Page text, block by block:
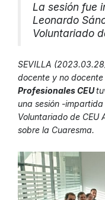
La sesión fue
Leonardo
Voluntariado
SEVILLA
docente y no
Profesionales CEU
una sesión -
Voluntariado de CEU
sobre la Cuaresma.